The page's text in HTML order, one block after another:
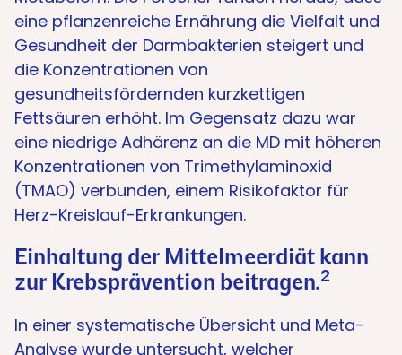
eine pflanzenreiche Ernährung die Vielfalt und
Gesundheit der Darmbakterien steigert und
die Konzentrationen von
gesundheitsfördernden kurzkettigen
Fettsäuren erhöht. Im Gegensatz dazu war
eine niedrige Adhärenz an die MD mit höheren
Konzentrationen von Trimethylaminoxid
(TMAO) verbunden, einem Risikofaktor für
Herz-Kreislauf-Erkrankungen.
Einhaltung der Mittelmeerdiät kann
zur Krebsprävention beitragen.2
In einer systematische Übersicht und Meta-
Analyse wurde untersucht, welcher